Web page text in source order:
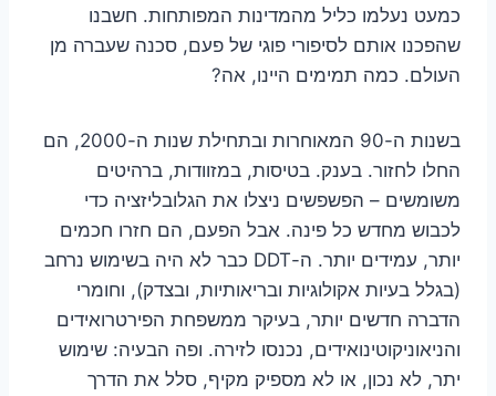
כמעט נעלמו כליל מהמדינות המפותחות. חשבנו
שהפכנו אותם לסיפורי פוגי של פעם, סכנה שעברה מן
העולם. כמה תמימים היינו, אה?
בשנות ה-90 המאוחרות ובתחילת שנות ה-2000, הם
החלו לחזור. בענק. בטיסות, במזוודות, ברהיטים
משומשים – הפשפשים ניצלו את הגלובליזציה כדי
לכבוש מחדש כל פינה. אבל הפעם, הם חזרו חכמים
יותר, עמידים יותר. ה-DDT כבר לא היה בשימוש נרחב
(בגלל בעיות אקולוגיות ובריאותיות, ובצדק), וחומרי
הדברה חדשים יותר, בעיקר ממשפחת הפירטרואידים
והניאוניקוטינואידים, נכנסו לזירה. ופה הבעיה: שימוש
יתר, לא נכון, או לא מספיק מקיף, סלל את הדרך